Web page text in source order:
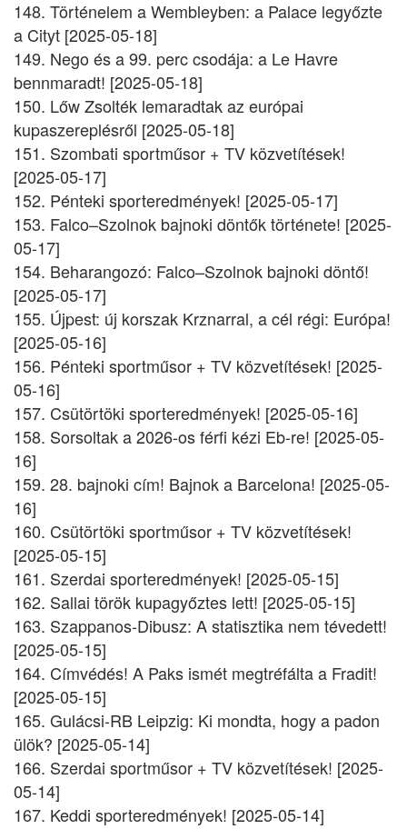
148. Történelem a Wembleyben: a Palace legyőzte
a Cityt [2025-05-18]
149. Nego és a 99. perc csodája: a Le Havre
bennmaradt! [2025-05-18]
150. Lőw Zsolték lemaradtak az európai
kupaszereplésről [2025-05-18]
151. Szombati sportműsor + TV közvetítések!
[2025-05-17]
152. Pénteki sporteredmények! [2025-05-17]
153. Falco–Szolnok bajnoki döntők története! [2025-
05-17]
154. Beharangozó: Falco–Szolnok bajnoki döntő!
[2025-05-17]
155. Újpest: új korszak Krznarral, a cél régi: Európa!
[2025-05-16]
156. Pénteki sportműsor + TV közvetítések! [2025-
05-16]
157. Csütörtöki sporteredmények! [2025-05-16]
158. Sorsoltak a 2026-os férfi kézi Eb-re! [2025-05-
16]
159. 28. bajnoki cím! Bajnok a Barcelona! [2025-05-
16]
160. Csütörtöki sportműsor + TV közvetítések!
[2025-05-15]
161. Szerdai sporteredmények! [2025-05-15]
162. Sallai török kupagyőztes lett! [2025-05-15]
163. Szappanos-Dibusz: A statisztika nem tévedett!
[2025-05-15]
164. Címvédés! A Paks ismét megtréfálta a Fradit!
[2025-05-15]
165. Gulácsi-RB Leipzig: Ki mondta, hogy a padon
ülök? [2025-05-14]
166. Szerdai sportműsor + TV közvetítések! [2025-
05-14]
167. Keddi sporteredmények! [2025-05-14]